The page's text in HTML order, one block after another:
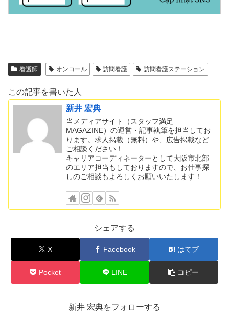
看護師 オンコール 訪問看護 訪問看護ステーション
この記事を書いた人
新井 宏典
当メディアサイト（スタッフ満足
MAGAZINE）の運営・記事執筆を担当してお
ります。求人掲載（無料）や、広告掲載など
ご相談ください！
キャリアコーディネーターとして大阪市北部
のエリア担当もしておりますので、お仕事探
しのご相談もよろしくお願いいたします！
シェアする
X Facebook はてブ
Pocket LINE コピー
新井 宏典をフォローする